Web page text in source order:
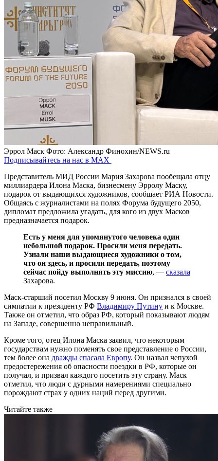
Эррол Маск Фото: Александр Финохин/NEWS.ru
Подписывайтесь на нас в MAX
Представитель МИД России Мария Захарова пообещала отцу
миллиардера Илона Маска, бизнесмену Эрролу Маску,
подарок от выдающихся художников, сообщает РИА Новости.
Общаясь с журналистами на полях Форума будущего 2050,
дипломат предложила угадать, для кого из двух Масков
предназначается подарок.
Есть у меня для упомянутого человека один
небольшой подарок. Просили меня передать.
Узнали наши выдающиеся художники о том,
что он здесь, и просили передать, поэтому
сейчас пойду выполнять эту миссию, — сказала
Захарова.
Маск-старший посетил Москву 9 июня. Он признался в своей
симпатии к президенту РФ Владимиру Путину и к Москве.
Также он отметил, что образ РФ, который показывают людям
на Западе, совершенно неправильный.
Кроме того, отец Илона Маска заявил, что некоторым
государствам нужно поменять свое представление о России,
тем более она дважды спасала Европу. Он назвал чепухой
предостережения об опасности поездки в РФ, которые он
получал, и призвал каждого посетить эту страну. Маск
отметил, что люди с дурными намерениями специально
порождают страх у одних наций перед другими.
Читайте также